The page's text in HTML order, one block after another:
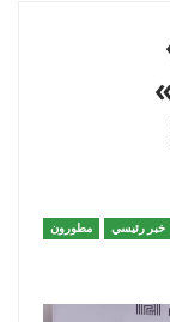
خبر رئيسي مطورون